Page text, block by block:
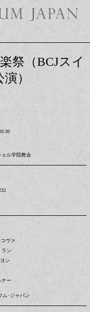
祭（BCJスイ
）
ル学院教会
ヴァ
ラン
ン
ナー
ム･ジャパン